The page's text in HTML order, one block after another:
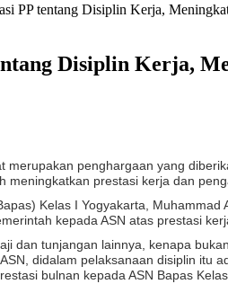
PP tentang Disiplin Kerja,
Disiplin Kerja,
merupakan penghargaan yang
meningkatkan prestasi kerja dan
Kelas I Yogyakarta,
kepada ASN atas prestasi
dan tunjangan lainnya, kenapa
didalam pelaksanaan disiplin itu
bulnan kepada ASN Bapas